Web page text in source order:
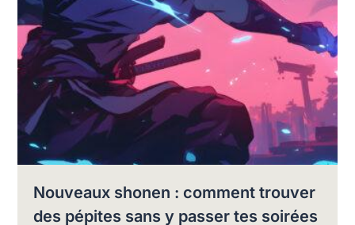
Nouveaux shonen : comment trouver
des pépites sans y passer tes soirées